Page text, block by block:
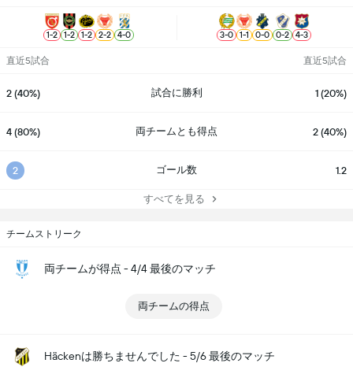
1-2 1-2 1-2 2-2 4-0 3-0 1-1 0-0 0-2 4-3
直近5試合 直近5試合
2 (40%) 試合に勝利 1 (20%)
4 (80%) 両チームとも得点 2 (40%)
2 ゴール数 1.2
すべてを見る
チームストリーク
両チームが得点 - 4/4 最後のマッチ
両チームの得点
Häckenは勝ちませんでした - 5/6 最後のマッチ